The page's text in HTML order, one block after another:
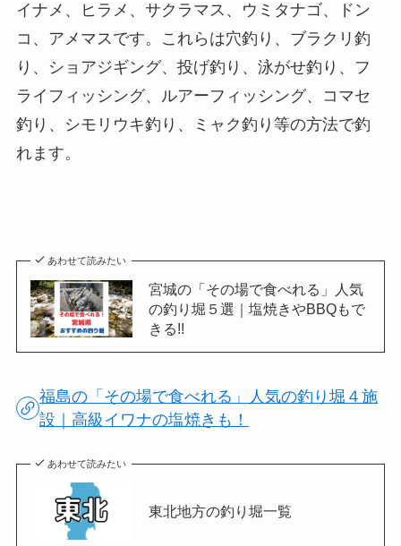
イナメ、ヒラメ、サクラマス、ウミタナゴ、ドン
コ、アメマスです。これらは穴釣り、ブラクリ釣
り、ショアジギング、投げ釣り、泳がせ釣り、フ
ライフィッシング、ルアーフィッシング、コマセ
釣り、シモリウキ釣り、ミャク釣り等の方法で釣
れます。
あわせて読みたい
宮城の「その場で食べれる」人気
の釣り堀５選｜塩焼きやBBQもで
きる!!
福島の「その場で食べれる」人気の釣り堀４施
設｜高級イワナの塩焼きも！
あわせて読みたい
東北地方の釣り堀一覧